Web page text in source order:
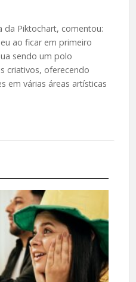
da Piktochart, comentou:
ao ficar em primeiro
sendo um polo
criativos, oferecendo
em várias áreas artísticas